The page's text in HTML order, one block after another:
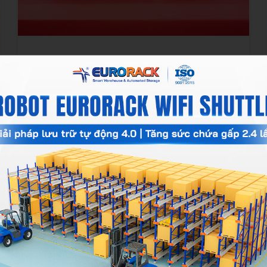
02/01/2026 Eurorack Jsc
Eurorack Đồng Hành Cùng Đại Hội Hiệp
Hội Công Nghiệp Hỗ Trợ Tp.Hcm (HASI)
Ngày 30/12/2025, Đại hội Hiệp hội Công nghiệp
Hỗ trợ TP.HCM (HASI) Nhiệm kỳ I (2025–2030)
đã diễn ra long trọng tại Trung tâm Hội nghị Triển
lãm Bình Dương (BCEC), quy tụ đông đảo doanh
nghiệp trong lĩnh vực cơ khí, điện và công nghiệp
hỗ trợ.